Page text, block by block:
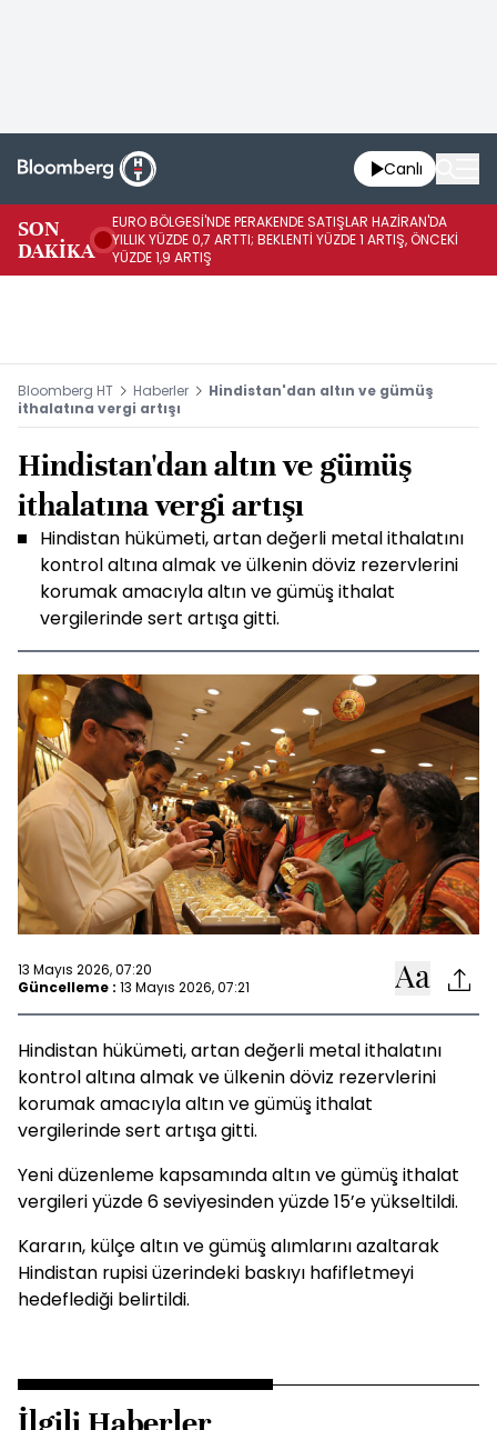
Canlı
SON
DAKİKA
EURO BÖLGESİ'NDE PERAKENDE SATIŞLAR HAZİRAN'DA
YILLIK YÜZDE 0,7 ARTTI; BEKLENTİ YÜZDE 1 ARTIŞ, ÖNCEKİ
YÜZDE 1,9 ARTIŞ
Bloomberg HT Haberler
Hindistan'dan altın ve gümüş
ithalatına vergi artışı
Hindistan'dan altın ve gümüş
ithalatına vergi artışı
Hindistan hükümeti, artan değerli metal ithalatını
kontrol altına almak ve ülkenin döviz rezervlerini
korumak amacıyla altın ve gümüş ithalat
vergilerinde sert artışa gitti.
13 Mayıs 2026, 07:20
Güncelleme : 13 Mayıs 2026, 07:21
Hindistan hükümeti, artan değerli metal ithalatını
kontrol altına almak ve ülkenin döviz rezervlerini
korumak amacıyla altın ve gümüş ithalat
vergilerinde sert artışa gitti.
Yeni düzenleme kapsamında altın ve gümüş ithalat
vergileri yüzde 6 seviyesinden yüzde 15’e yükseltildi.
Kararın, külçe altın ve gümüş alımlarını azaltarak
Hindistan rupisi üzerindeki baskıyı hafifletmeyi
hedeflediği belirtildi.